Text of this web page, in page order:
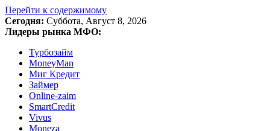
Перейти к содержимому
Сегодня: Суббота, Август 8, 2026
Лидеры рынка МФО:
Турбозайм
MoneyMan
Миг Кредит
Займер
Online-zaim
SmartCredit
Vivus
Moneza